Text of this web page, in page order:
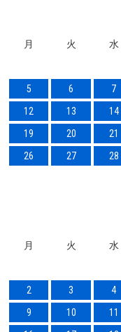
月 火 水
5
6 7
12
13 14
19
20 21
26
27 28
月 火 水
2
3 4
9
10 11